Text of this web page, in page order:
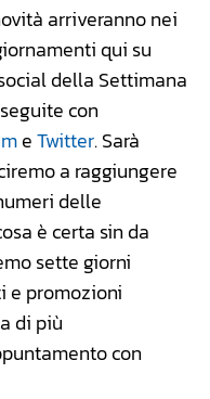
arriveranno nei
qui su
della Settimana
con
eTwitter. Sarà
a raggiungere
delle
è certa sin da
sette giorni
e promozioni
di più
con